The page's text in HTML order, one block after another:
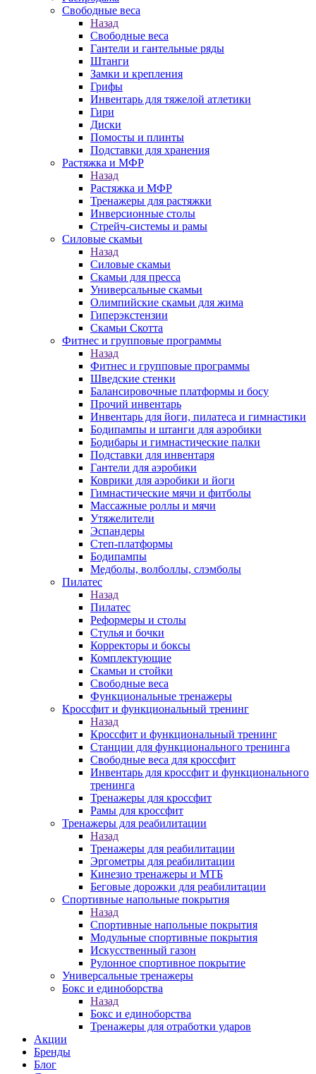
Свободные веса
Назад
Свободные веса
Гантели и гантельные ряды
Штанги
Замки и крепления
Грифы
Инвентарь для тяжелой атлетики
Гири
Диски
Помосты и плинты
Подставки для хранения
Растяжка и МФР
Назад
Растяжка и МФР
Тренажеры для растяжки
Инверсионные столы
Стрейч-системы и рамы
Силовые скамьи
Назад
Силовые скамьи
Скамьи для пресса
Универсальные скамьи
Олимпийские скамьи для жима
Гиперэкстензии
Скамьи Скотта
Фитнес и групповые программы
Назад
Фитнес и групповые программы
Шведские стенки
Балансировочные платформы и босу
Прочий инвентарь
Инвентарь для йоги, пилатеса и гимнастики
Бодипампы и штанги для аэробики
Бодибары и гимнастические палки
Подставки для инвентаря
Гантели для аэробики
Коврики для аэробики и йоги
Гимнастические мячи и фитболы
Массажные роллы и мячи
Утяжелители
Эспандеры
Степ-платформы
Бодипампы
Медболы, волболлы, слэмболы
Пилатес
Назад
Пилатес
Реформеры и столы
Стулья и бочки
Корректоры и боксы
Комплектующие
Скамьи и стойки
Свободные веса
Функциональные тренажеры
Кроссфит и функциональный тренинг
Назад
Кроссфит и функциональный тренинг
Станции для функционального тренинга
Свободные веса для кроссфит
Инвентарь для кроссфит и функционального
тренинга
Тренажеры для кроссфит
Рамы для кроссфит
Тренажеры для реабилитации
Назад
Тренажеры для реабилитации
Эргометры для реабилитации
Кинезио тренажеры и МТБ
Беговые дорожки для реабилитации
Спортивные напольные покрытия
Назад
Спортивные напольные покрытия
Модульные спортивные покрытия
Искусственный газон
Рулонное спортивное покрытие
Универсальные тренажеры
Бокс и единоборства
Назад
Бокс и единоборства
Тренажеры для отработки ударов
Акции
Бренды
Блог